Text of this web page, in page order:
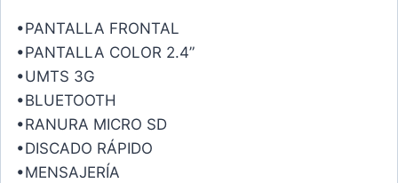
•PANTALLA FRONTAL
•PANTALLA COLOR 2.4”
•UMTS 3G
•BLUETOOTH
•RANURA MICRO SD
•DISCADO RÁPIDO
•MENSAJERÍA